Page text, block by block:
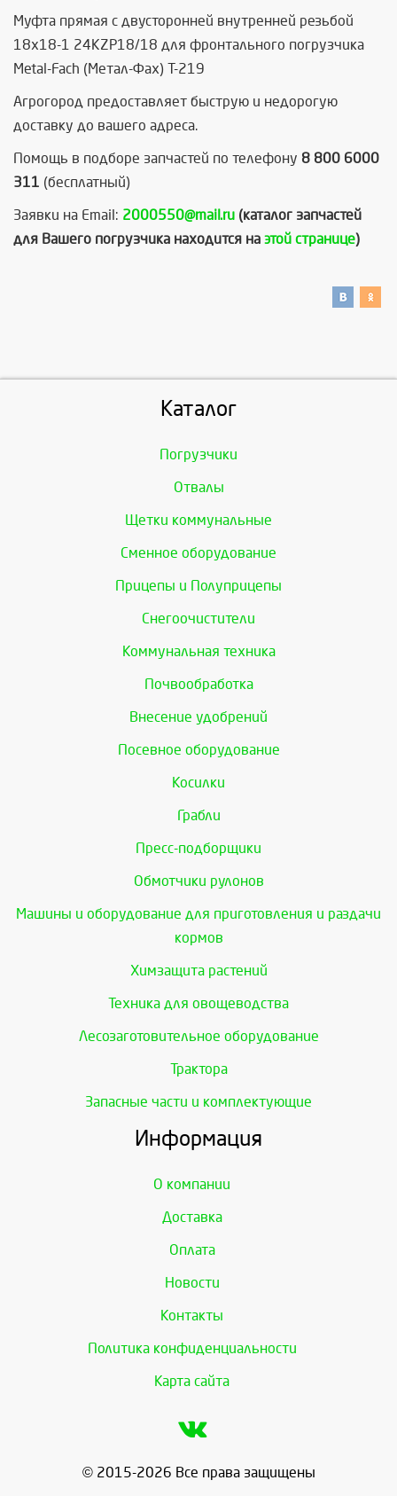
Муфта прямая с двусторонней внутренней резьбой
18x18-1 24KZP18/18 для фронтального погрузчика
Metal-Fach (Метал-Фах) Т-219
Агрогород предоставляет быструю и недорогую
доставку до вашего адреса.
Помощь в подборе запчастей по телефону 8 800 6000
311 (бесплатный)
Заявки на Email: 2000550@mail.ru (каталог запчастей
для Вашего погрузчика находится на этой странице)
Каталог
Погрузчики
Отвалы
Щетки коммунальные
Сменное оборудование
Прицепы и Полуприцепы
Снегоочистители
Коммунальная техника
Почвообработка
Внесение удобрений
Посевное оборудование
Косилки
Грабли
Пресс-подборщики
Обмотчики рулонов
Машины и оборудование для приготовления и раздачи
кормов
Химзащита растений
Техника для овощеводства
Лесозаготовительное оборудование
Трактора
Запасные части и комплектующие
Информация
О компании
Доставка
Оплата
Новости
Контакты
Политика конфиденциальности
Карта сайта
© 2015-2026 Все права защищены